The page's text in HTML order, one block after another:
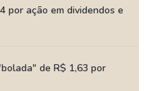
por ação em dividendos e
de R$ 1,63 por